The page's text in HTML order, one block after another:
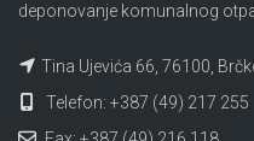
deponovanje komunalnog
Tina Ujevića 66, 76100,
Telefon: +387 (49) 217 255